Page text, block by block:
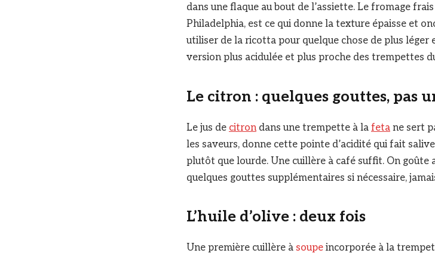
dans une flaque au bout de l’assiette. Le fromage
Philadelphia, est ce qui donne la texture épaisse et
utiliser de la ricotta pour quelque chose de plus léger
version plus acidulée et plus proche des trempettes
Le citron : quelques gouttes, pas
Le jus de citrondans une trempette à la feta ne sert
les saveurs, donne cette pointe d’acidité qui fait
plutôt que lourde. Une cuillère à café suffit. On goûte
quelques gouttes supplémentaires si nécessaire,
L’huile d’olive : deux fois
Une première cuillère à soupe incorporée à la